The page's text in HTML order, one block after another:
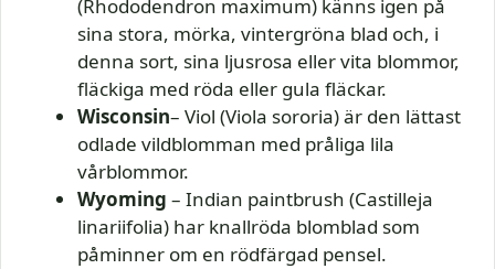
(Rhododendron maximum) känns igen på
sina stora, mörka, vintergröna blad och, i
denna sort, sina ljusrosa eller vita blommor,
fläckiga med röda eller gula fläckar.
Wisconsin– Viol (Viola sororia) är den lättast
odlade vildblomman med pråliga lila
vårblommor.
Wyoming – Indian paintbrush (Castilleja
linariifolia) har knallröda blomblad som
påminner om en rödfärgad pensel.